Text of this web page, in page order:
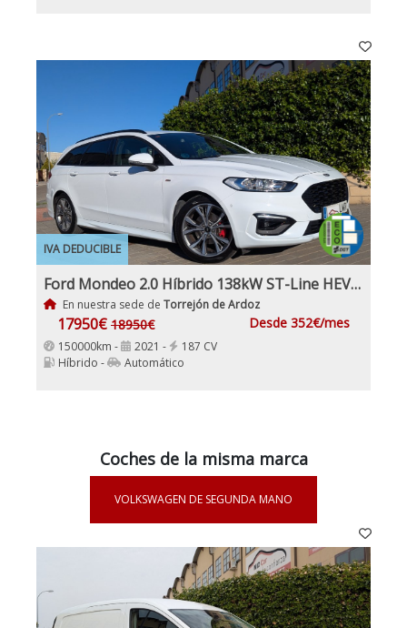
IVA DEDUCIBLE
Ford Mondeo 2.0 Híbrido 138kW ST-Line HEV AT SB Etiqueta medioambiental ECO Nacional 1Dueño con IVA y Garantía
En nuestra sede de Torrejón de Ardoz
17950€ 18950€ Desde 352€/mes
150000km - 2021 -
187 CV
Híbrido -
Automático
Coches de la misma marca
VOLKSWAGEN DE SEGUNDA MANO